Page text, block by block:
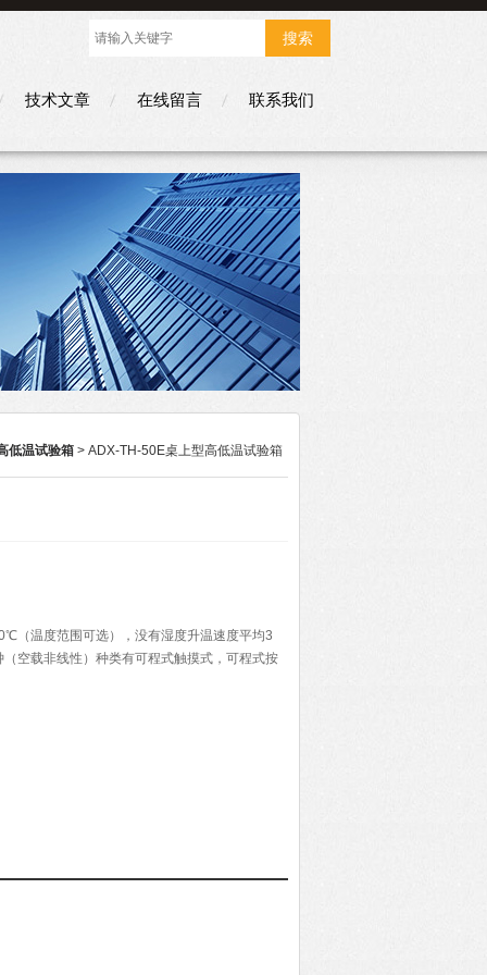
技术文章 在线留言 联系我们
低温试验箱 > ADX-TH-50E桌上型高低温试验箱
（温度范围可选），没有湿度升温速度平均3
空载非线性）种类有可程式触摸式，可程式按